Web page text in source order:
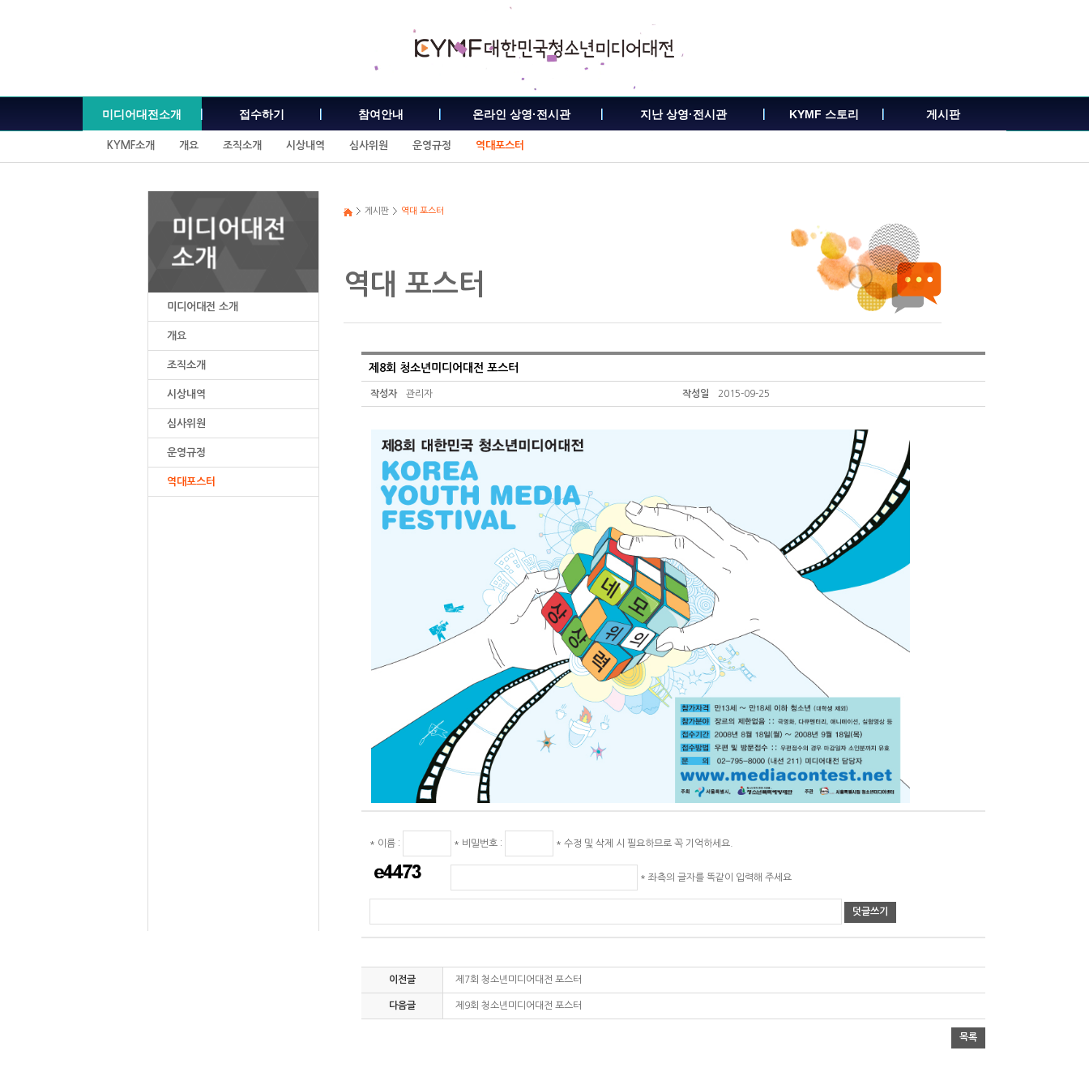
가
미디어대전소개
KYMF소개 개요 조직소개 시상내역 심사위원 운영규정 역대포스터
접수하기 참여안내 온라인 상영·전시관 지난 상영·전시관 KYMF 스토리 게시판
미디어대전 소개
개요
조직소개
시상내역
심사위원
운영규정
역대포스터
게시판 역대 포스터
역대 포스터
제8회 청소년미디어대전 포스터
작성자 관리자 작성일 2015-09-25
* 이름 : * 비밀번호 : * 수정 및 삭제 시 필요하므로 꼭 기억하세요.
* 좌측의 글자를 똑같이 입력해 주세요
덧글쓰기
이전글 제7회 청소년미디어대전 포스터
다음글 제9회 청소년미디어대전 포스터
목록